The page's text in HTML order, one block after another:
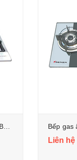
Bếp gas
Liên hệ